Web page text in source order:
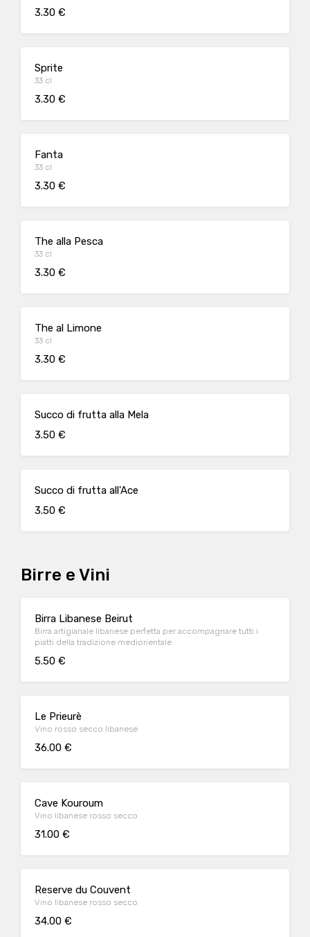
3.30 €
Sprite
33 cl
3.30 €
Fanta
33 cl
3.30 €
The alla Pesca
33 cl
3.30 €
The al Limone
33 cl
3.30 €
Succo di frutta alla Mela
3.50 €
Succo di frutta all'Ace
3.50 €
Birre e Vini
Birra Libanese Beirut
Birra artigianale libanese perfetta per accompagnare tutti i
piatti della tradizione mediorientale
5.50 €
Le Prieurè
Vino rosso secco libanese
36.00 €
Cave Kouroum
Vino libanese rosso secco
31.00 €
Reserve du Couvent
Vino libanese rosso secco
34.00 €